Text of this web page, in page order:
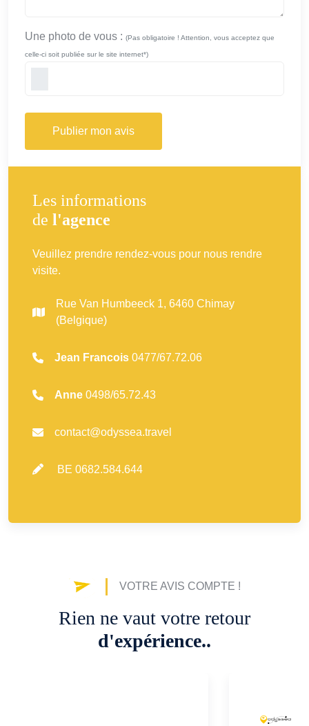
Une photo de vous : (Pas obligatoire ! Attention, vous acceptez que
celle-ci soit publiée sur le site internet*)
Publier mon avis
Les informations
de l'agence
Veuillez prendre rendez-vous pour nous rendre
visite.
Rue Van Humbeeck 1, 6460 Chimay
(Belgique)
Jean Francois 0477/67.72.06
Anne 0498/65.72.43
contact@odyssea.travel
BE 0682.584.644
VOTRE AVIS COMPTE !
Rien ne vaut votre retour
d'expérience..